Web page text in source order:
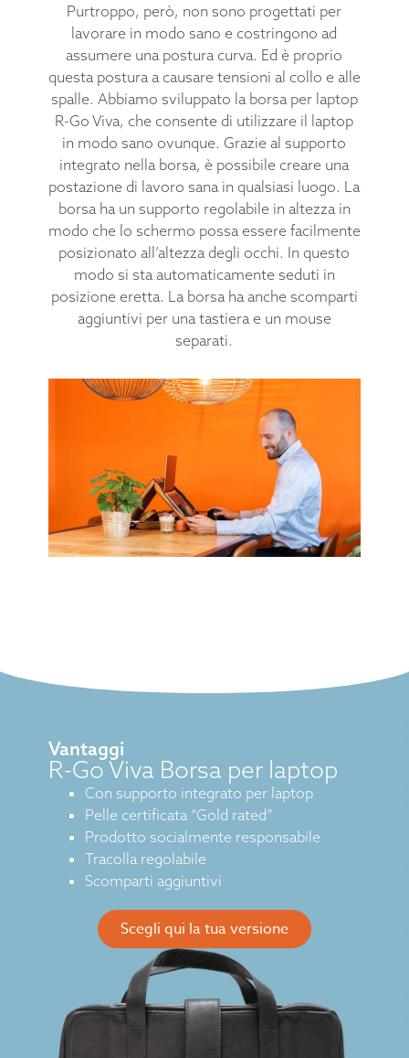
Purtroppo, però, non sono progettati per
lavorare in modo sano e costringono ad
assumere una postura curva. Ed è proprio
questa postura a causare tensioni al collo e alle
spalle. Abbiamo sviluppato la borsa per laptop
R-Go Viva, che consente di utilizzare il laptop
in modo sano ovunque. Grazie al supporto
integrato nella borsa, è possibile creare una
postazione di lavoro sana in qualsiasi luogo. La
borsa ha un supporto regolabile in altezza in
modo che lo schermo possa essere facilmente
posizionato all’altezza degli occhi. In questo
modo si sta automaticamente seduti in
posizione eretta. La borsa ha anche scomparti
aggiuntivi per una tastiera e un mouse
separati.
Vantaggi
R-Go Viva Borsa per laptop
Con supporto integrato per laptop
Pelle certificata “Gold rated”
Prodotto socialmente responsabile
Tracolla regolabile
Scomparti aggiuntivi
Scegli qui la tua versione